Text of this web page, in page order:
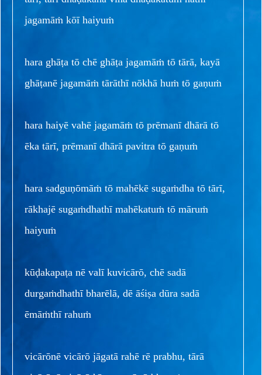
jagamāṁ kōī haiyuṁ
hara ghāṭa tō chē ghāṭa jagamāṁ tō tārā, kayā
ghāṭanē jagamāṁ tārāthī nōkhā huṁ tō gaṇuṁ
hara haiyē vahē jagamāṁ tō prēmanī dhārā tō
ēka tārī, prēmanī dhārā pavitra tō gaṇuṁ
hara sadguṇōmāṁ tō mahēkē sugaṁdha tō tārī,
rākhajē sugaṁdhathī mahēkatuṁ tō māruṁ
haiyuṁ
kūḍakapaṭa nē valī kuvicārō, chē sadā
durgaṁdhathī bharēlā, dē āśiṣa dūra sadā
ēmāṁthī rahuṁ
vicārōnē vicārō jāgatā rahē rē prabhu, tārā